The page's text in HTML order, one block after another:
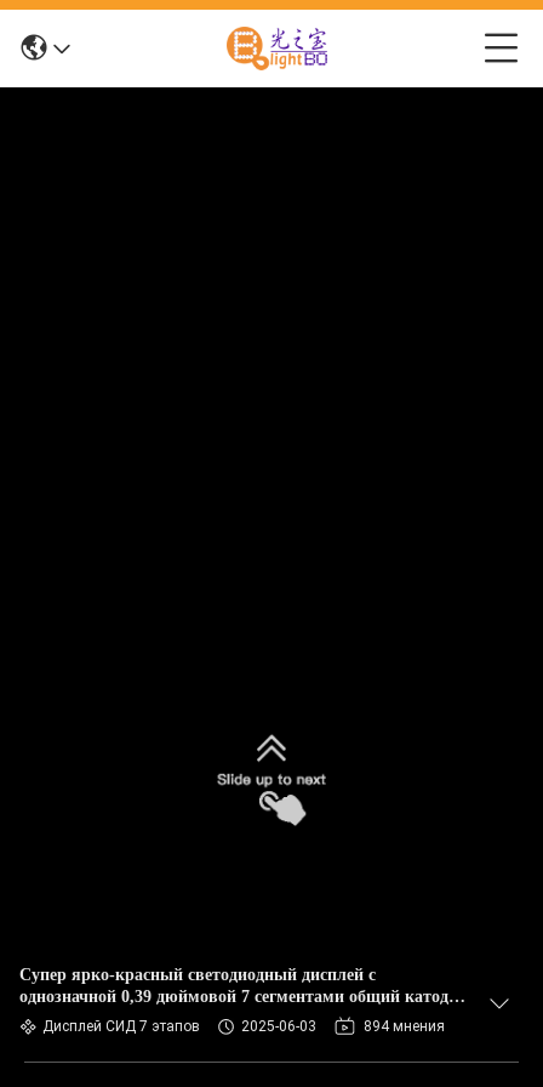
Супер ярко-красный светодиодный дисплей с
однозначной 0,39 дюймовой 7 сегментами общий катод
для панели приборов
Дисплей СИД 7 этапов 2025-06-03 894 мнения